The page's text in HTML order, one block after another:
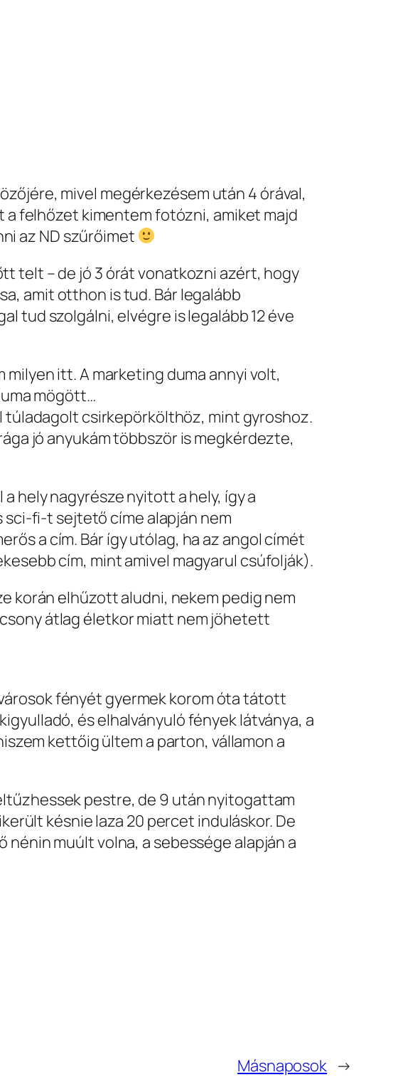
mivel megérkezésem után 4 órával,
a felhőzet kimentem fotózni, amiket majd
az ND szűrőimet
telt – de jó 3 órát vonatkozni azért, hogy
amit otthon is tud. Bár legalább
tud szolgálni, elvégre is legalább 12 éve
itt. A marketing duma annyi volt,
mögött…
túladagolt csirkepörkölthöz, mint gyroshoz.
jó anyukám többször is megkérdezte,
hely nagyrésze nyitott a hely, így a
sci-fi-t sejtető címe alapján nem
a cím. Bár így utólag, ha az angol címét
cím, mint amivel magyarul csúfolják).
korán elhűzott aludni, nekem pedig nem
átlag életkor miatt nem jöhetett
fényét gyermek korom óta tátott
és elhalványuló fények látványa, a
kettőig ültem a parton, vállamon a
pestre, de 9 után nyitogattam
késnie laza 20 percet induláskor. De
muúlt volna, a sebessége alapján a
Másnaposok →